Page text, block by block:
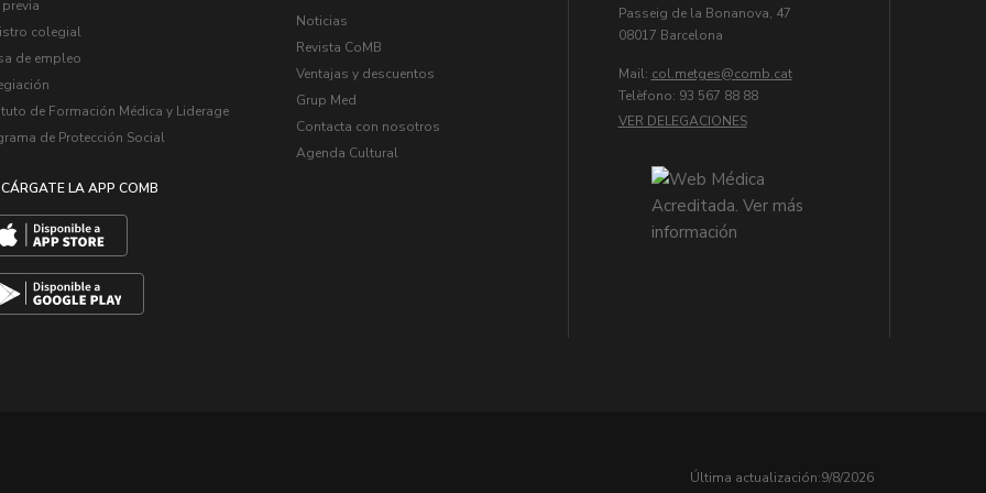
colegial
de empleo
de Formación Médica y Liderage
de Protección Social
LA APP COMB
Noticias
Revista CoMB
Ventajas y descuentos
Grup Med
Contacta con nosotros
Agenda Cultural
Passeig de la Bonanova, 47
08017 Barcelona
Mail: col.metges
Telèfono: 93 567 88 88
VER DELEGACIONES
Última actualización:9/8/2026